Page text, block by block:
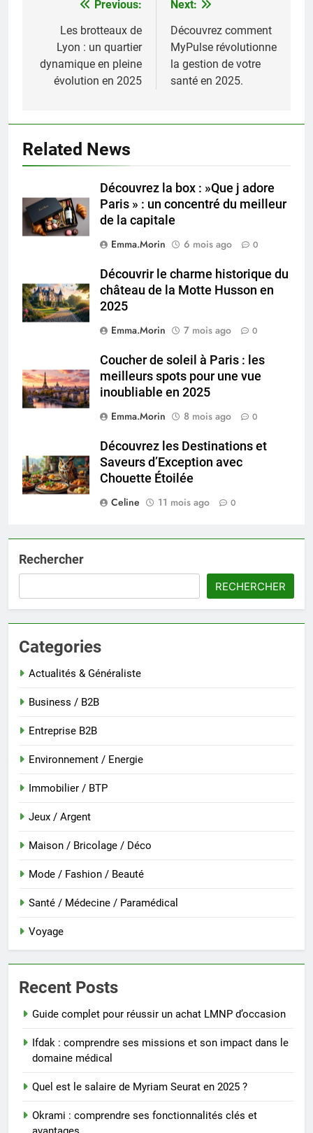
Navigation
l’article
Previous:
Les brotteaux de
Lyon : un quartier
dynamique en pleine
évolution en 2025
Next:
Découvrez comment
MyPulse révolutionne
la gestion de votre
santé en 2025.
Related News
Découvrez la box : »Que j adore
Paris » : un concentré du meilleur
de la capitale
Emma.Morin
6 mois ago 0
Découvrir le charme historique du
château de la Motte Husson en
2025
Emma.Morin
7 mois ago 0
Coucher de soleil à Paris : les
meilleurs spots pour une vue
inoubliable en 2025
Emma.Morin
8 mois ago 0
Découvrez les Destinations et
Saveurs d’Exception avec
Chouette Étoilée
Celine
11 mois ago 0
Rechercher
RECHERCHER
Categories
Actualités & Généraliste
Business / B2B
Entreprise B2B
Environnement / Energie
Immobilier / BTP
Jeux / Argent
Maison / Bricolage / Déco
Mode / Fashion / Beauté
Santé / Médecine / Paramédical
Voyage
Recent Posts
Guide complet pour réussir un achat LMNP d’occasion
Ifdak : comprendre ses missions et son impact dans le
domaine médical
Quel est le salaire de Myriam Seurat en 2025 ?
Okrami : comprendre ses fonctionnalités clés et